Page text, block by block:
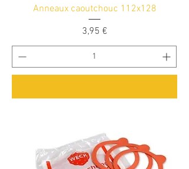
Anneaux caoutchouc 112x128
Prix
3,95 €